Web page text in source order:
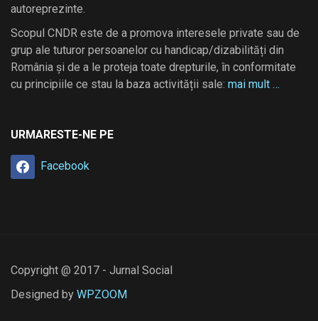
autoreprezinte.
Scopul CNDR este de a promova interesele private sau de
grup ale tuturor persoanelor cu handicap/dizabilități din
România și de a le proteja toate drepturile, în conformitate
cu principiile ce stau la baza activității sale: mai mult …
URMARESTE-NE PE
Facebook
Copyright @ 2017 - Jurnal Social
Designed by WPZOOM